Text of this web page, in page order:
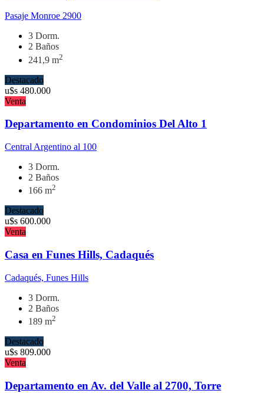
Pasaje Monroe 2900
3 Dorm.
2 Baños
241,9 m2
Destacado
u$s 480.000
Venta
Departamento en Condominios Del Alto 1
Central Argentino al 100
3 Dorm.
2 Baños
166 m2
Destacado
u$s 600.000
Venta
Casa en Funes Hills, Cadaqués
Cadaqués, Funes Hills
3 Dorm.
2 Baños
189 m2
Destacado
u$s 809.000
Venta
Departamento en Av. del Valle al 2700, Torre